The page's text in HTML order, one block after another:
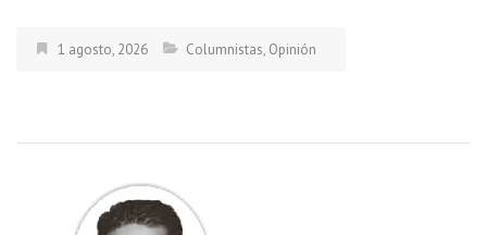
1 agosto, 2026 Columnistas, Opinión